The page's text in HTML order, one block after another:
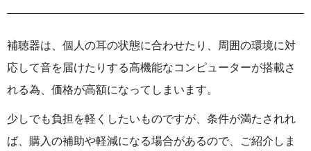
補聴器は、個人の耳の状態に合わせたり、周囲の環境に対
応して音を届けたりする高機能なコンピューターが搭載さ
れる為、価格が高額になってしまいます。
少しでも負担を軽くしたいものですが、条件が満たされれ
ば、購入の補助や軽減になる場合があるので、ご紹介しま